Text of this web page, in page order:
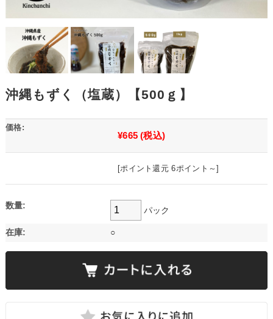
沖縄もずく（塩蔵）【500ｇ】
価格:
¥665 (税込)
[ポイント還元 6ポイント～]
数量:
パック
在庫: ○